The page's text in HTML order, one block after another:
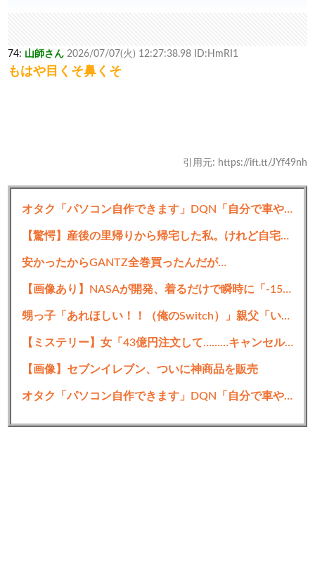
74: 山師さん 2026/07/07(火) 12:27:38.98 ID:HmRI1
もはや目くそ鼻くそ
引用元: https://ift.tt/JYf49nh
オタク「パソコン自作できます」DQN「自分で車やバイクいじれます」
【驚愕】産後の里帰りから帰宅した私。けれど自宅には予想もしない人物が住み着いており……義父「お!嫁ちゃんお疲れ!俺もしばらく厄介になるよ」ギャンブル中毒&借金まみれな義父だった!
安かったからGANTZ全巻買ったんだが…
【画像あり】NASAが開発、着るだけで瞬時に「-15℃冷却」する冷感ポンチョ3,980円！
甥っ子「あれほしい！！（俺のSwitch）」親父「いいよおじちゃんからもらってきな！それいけー！！」
【ミステリー】女「43億円注文して………キャンセルっと！」←こいつの目的
【画像】セブンイレブン、ついに神商品を販売
オタク「パソコン自作できます」DQN「自分で車やバイクいじれます」